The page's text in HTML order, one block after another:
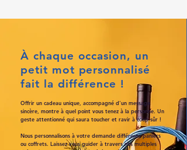
À chaque occasion, un
petit mot personnalisé
fait la différence !
Offrir un cadeau unique, accompagné d'un message
sincère, montre à quel point vous tenez à la personne. Un
geste attentionné qui saura toucher et ravir à coup sûr !
Nous personnalisons à votre demande différents paniers
ou coffrets. Laissez vous guider à travers nos multiples